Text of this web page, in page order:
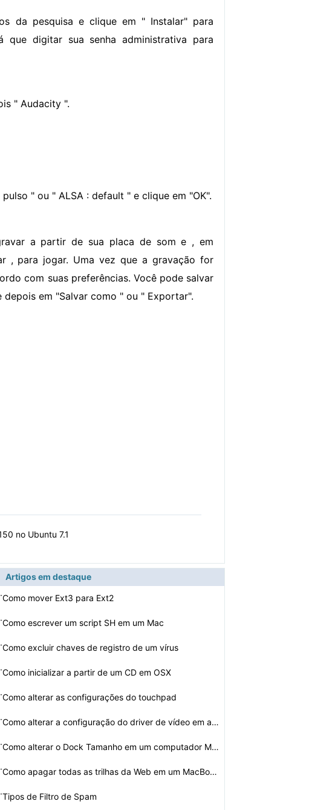
da pesquisa e clique em " Instalar" para
digitar sua senha administrativa para
" Audacity ".
" ou " ALSA : default " e clique em "OK".
a partir de sua placa de som e , em
, para jogar. Uma vez que a gravação for
com suas preferências. Você pode salvar
em "Salvar como " ou " Exportar".
no Ubuntu 7.1
Artigos em destaque
·Como mover Ext3 para Ext2
·Como escrever um script SH em um Mac
·Como excluir chaves de registro de um vírus
·Como inicializar a partir de um CD em OSX
·Como alterar as configurações do touchpad
· Como alterar a configuração do driver de vídeo em ap…
· Como alterar o Dock Tamanho em um computador Macintosh
· Como apagar todas as trilhas da Web em um MacBook
·Tipos de Filtro de Spam